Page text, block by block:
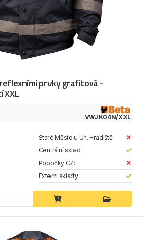
prvky grafitová -
XXL
VWJK04N/XXL
Staré Město u Uh. Hradiště:
Centrální sklad:
Pobočky CZ:
Externí sklady: